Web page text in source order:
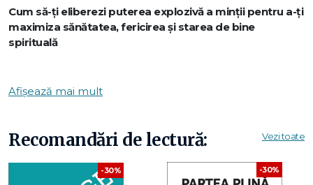
Cum să-ţi eliberezi puterea explozivă a minţii pentru a-ţi
maximiza sănătatea, fericirea şi starea de bine
spirituală
noul vostru supercreier."
În contrast cu „creierul standard", care îndeplineşte sarcinile
de zi cu zi, Chopra şi Tanzi propun ca, printr-o creştere a
conştiinţei de sine şi a intenţiei conştiente, creierul să fie
învăţat să-şi depăşească limitele actuale. Combinând
Afișează mai mult
Recomandări de lectură: Vezi toate
-30% -30%